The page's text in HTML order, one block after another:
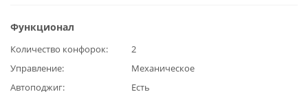
Функционал
Количество конфорок
2
Управление
Механическое
Автоподжиг
Есть